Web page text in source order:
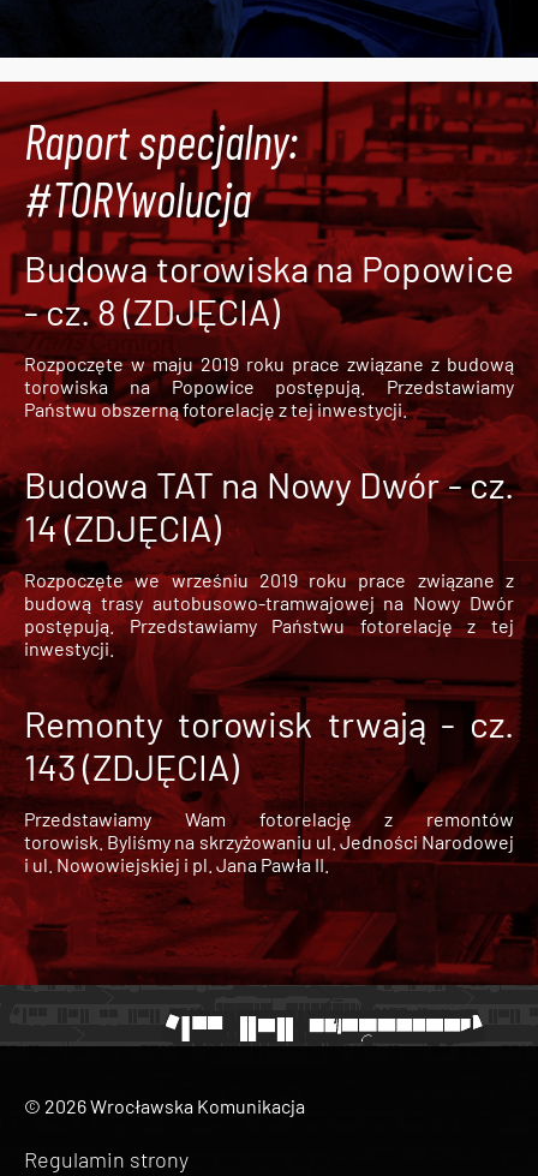
Raport specjalny:
#TORYwolucja
Budowa torowiska na Popowice
- cz. 8 (ZDJĘCIA)
Rozpoczęte w maju 2019 roku prace związane z budową
torowiska na Popowice
postępują. Przedstawiamy
Państwu obszerną fotorelację z tej inwestycji.
Budowa TAT na Nowy Dwór - cz.
14 (ZDJĘCIA)
Rozpoczęte we wrześniu 2019 roku prace związane z
budową trasy autobusowo-tramwajowej na Nowy Dwór
postępują. Przedstawiamy Państwu fotorelację z tej
inwestycji.
Remonty torowisk trwają - cz.
143 (ZDJĘCIA)
Przedstawiamy Wam fotorelację z remontów
torowisk. Byliśmy na skrzyżowaniu ul. Jedności Narodowej
i ul. Nowowiejskiej i pl. Jana Pawła II.
© 2026 Wrocławska Komunikacja
Regulamin strony